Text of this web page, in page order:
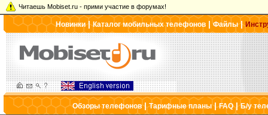
Читаешь Mobiset.ru - прими участие в форумах!
Новинки|Каталог мобильных телефонов |Файлы|
Обзоры телефонов|Тарифные планы|FAQ|Б/у